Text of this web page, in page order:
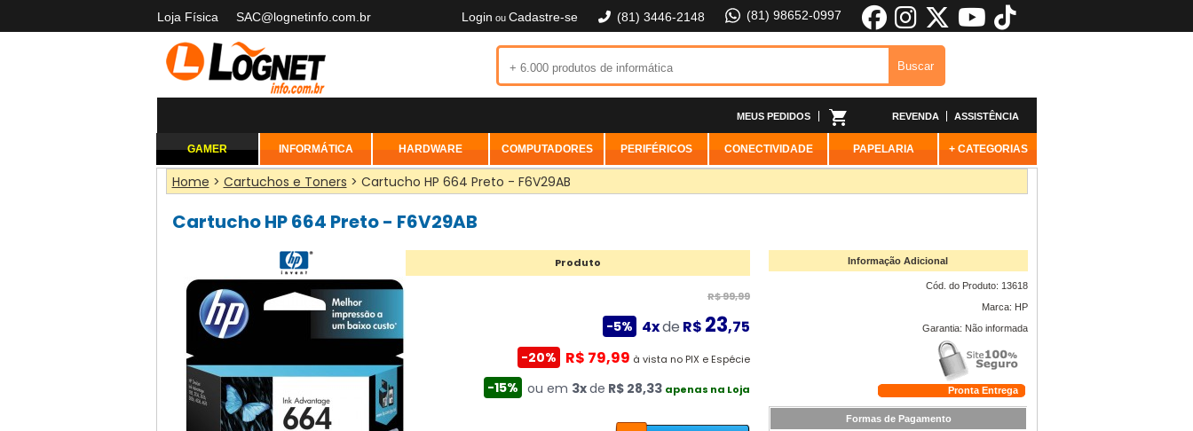
Loja Física SAC@lognetinfo.com.br (81) 98652-0997
(81) 3446-2148
Login ou Cadastre-se
MEUS PEDIDOS REVENDA ASSISTÊNCIA
GAMER INFORMÁTICA HARDWARE COMPUTADORES PERIFÉRICOS CONECTIVIDADE PAPELARIA + CATEGORIAS
Home > Cartuchos e Toners > Cartucho HP 664 Preto - F6V29AB
Cartucho HP 664 Preto - F6V29AB
Produto
R$ 99,99
-5% 4xde R$ 23,75
-20% R$ 79,99 à vista no PIX e Espécie
-15% ou em 3xde R$ 28,33 apenas na Loja
Informação Adicional
Cód. do Produto: 13618
Marca: HP
Garantia: Não informada
Pronta Entrega
Formas de Pagamento